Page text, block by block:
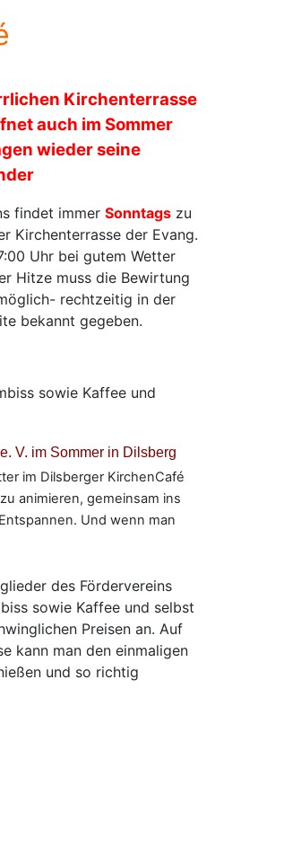
Kirchenterrasse
auch im Sommer
wieder seine
findet immer Sonntags zu
Kirchenterrasse der Evang.
Uhr bei gutem Wetter
Hitze muss die Bewirtung
rechtzeitig in der
bekannt gegeben.
sowie Kaffee und
V. im Sommer in Dilsberg
im Dilsberger KirchenCafé
animieren, gemeinsam ins
Und wenn man
des Fördervereins
sowie Kaffee und selbst
Preisen an. Auf
kann man den einmaligen
und so richtig